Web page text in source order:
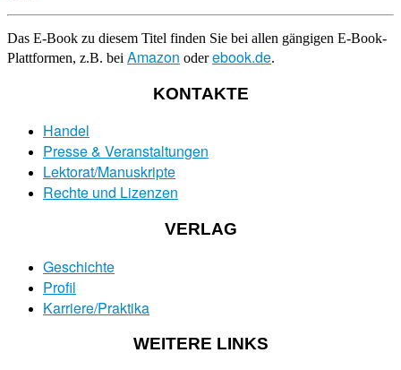
Das E-Book zu diesem Titel finden Sie bei allen gängigen E-Book-
Plattformen, z.B. bei Amazon oderebook.de.
KONTAKTE
Handel
Presse & Veranstaltungen
Lektorat/Manuskripte
Rechte und Lizenzen
VERLAG
Geschichte
Profil
Karriere/Praktika
WEITERE LINKS